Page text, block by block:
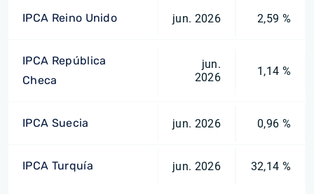
IPCA Reino Unido jun. 2026 2,59 %
IPCA República
Checa
jun.
2026
1,14 %
IPCA Suecia jun. 2026 0,96 %
IPCA Turquía jun. 2026 32,14 %